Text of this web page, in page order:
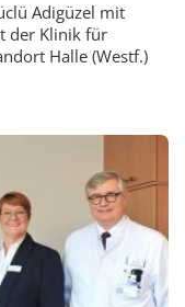
Adigüzel mit
der Klinik für
Halle (Westf.)